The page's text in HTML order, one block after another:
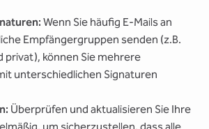
Wenn Sie häufig E-Mails an
Empfängergruppen senden (z.B.
privat), können Sie mehrere
unterschiedlichen Signaturen
Überprüfen und aktualisieren Sie Ihre
um sicherzustellen, dass alle